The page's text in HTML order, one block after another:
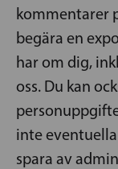
kommentarer
begära en
har om dig,
oss. Du kan
inte
spara av